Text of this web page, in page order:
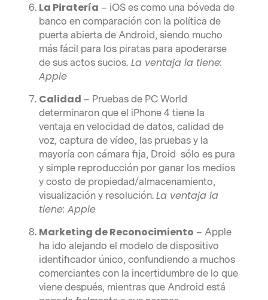
La Piratería – iOS es como una bóveda de
banco en comparación con la política de
puerta abierta de Android, siendo mucho
más fácil para los piratas para apoderarse
de sus actos sucios. La ventaja la tiene:
Apple
Calidad – Pruebas de PC World
determinaron que el iPhone 4 tiene la
ventaja en velocidad de datos, calidad de
voz, captura de vídeo, las pruebas y la
mayoría con cámara fija, Droid sólo es pura
y simple reproducción por ganar los medios
y costo de propiedad/almacenamiento,
visualización y resolución. La ventaja la
tiene: Apple
Marketing de Reconocimiento – Apple
ha ido alejando el modelo de dispositivo
identificador único, confundiendo a muchos
comerciantes con la incertidumbre de lo que
viene después, mientras que Android está